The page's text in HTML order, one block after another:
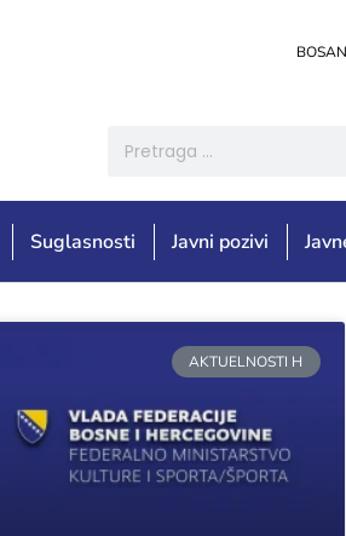
Suglasnosti Javni pozivi
AKTUELNOSTI H